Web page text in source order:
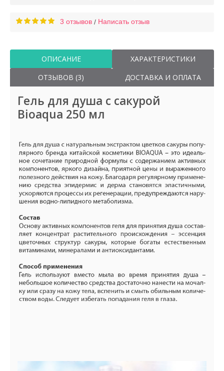
3 отзывов / Написать отзыв
ОПИСАНИЕ
ХАРАКТЕРИСТИКИ
ОТЗЫВОВ (3)
ДОСТАВКА И ОПЛАТА
Гель для душа с сакурой
Bioaqua 250 мл